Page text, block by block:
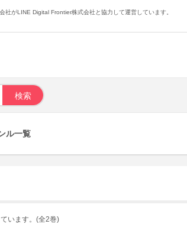
がLINE Digital Frontier株式会社と協力して運営しています。
ル一覧
います。(全2巻)